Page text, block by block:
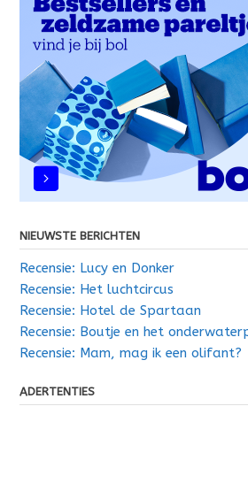
NIEUWSTE BERICHTEN
Recensie: Lucy en Donker
Recensie: Het luchtcircus
Recensie: Hotel de Spartaan
Recensie: Boutje en het
Recensie: Mam, mag ik een olifant?
ADERTENTIES